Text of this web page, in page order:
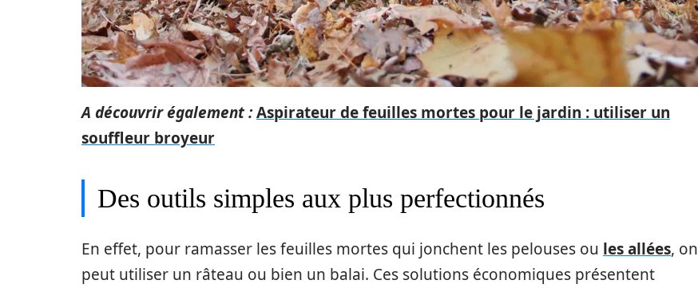
A découvrir également :Aspirateur de feuilles mortes pour le jardin : utiliser un
souffleur broyeur
Des outils simples aux plus perfectionnés
En effet, pour ramasser les feuilles mortes qui jonchent les pelouses ou les allées, on
peut utiliser un râteau ou bien un balai. Ces solutions économiques présentent